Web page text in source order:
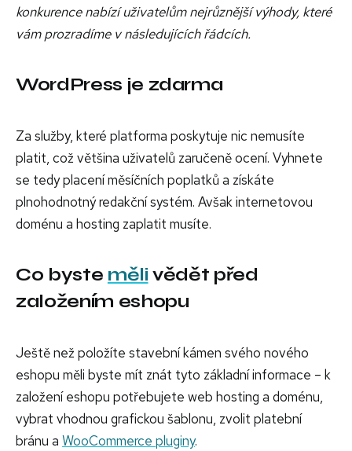
konkurence nabízí uživatelům nejrůznější výhody, které
vám prozradíme v následujících řádcích.
WordPress je zdarma
Za služby, které platforma poskytuje nic nemusíte
platit, což většina uživatelů zaručeně ocení. Vyhnete
se tedy placení měsíčních poplatků a získáte
plnohodnotný redakční systém. Avšak internetovou
doménu a hosting zaplatit musíte.
Co byste měli vědět před
založením eshopu
Ještě než položíte stavební kámen svého nového
eshopu měli byste mít znát tyto základní informace – k
založení eshopu potřebujete web hosting a doménu,
vybrat vhodnou grafickou šablonu, zvolit platební
bránu a WooCommerce pluginy.